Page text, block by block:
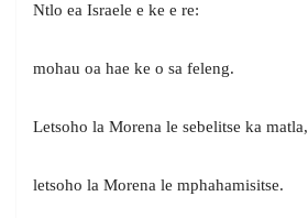
Ntlo ea Israele e ke e re:
mohau oa hae ke o sa feleng.
Letsoho la Morena le sebelitse ka matla,
letsoho la Morena le mphahamisitse.